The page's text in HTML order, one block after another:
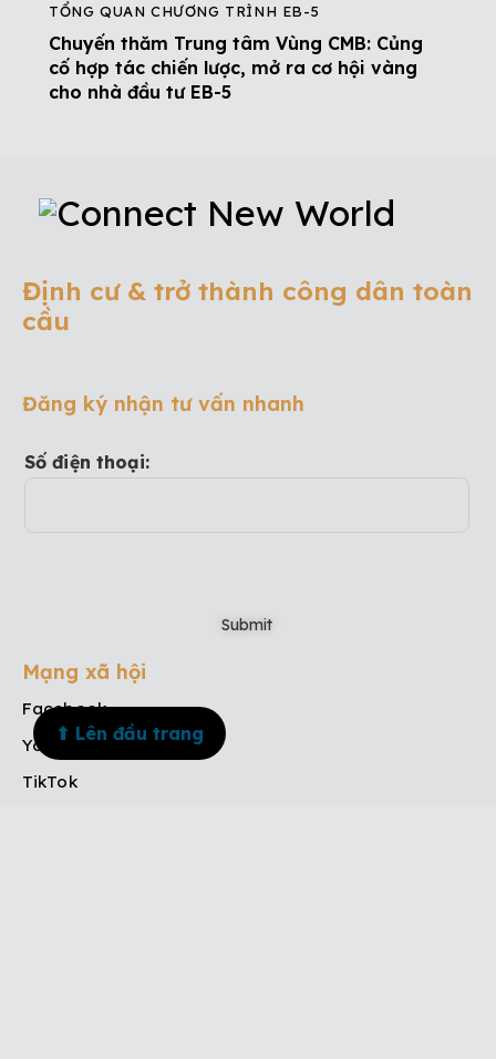
TỔNG QUAN CHƯƠNG TRÌNH EB-5
Chuyến thăm Trung tâm Vùng CMB: Củng
cố hợp tác chiến lược, mở ra cơ hội vàng
cho nhà đầu tư EB-5
Định cư & trở thành công dân toàn
cầu
Đăng ký nhận tư vấn nhanh
Số điện thoại:
Mạng xã hội
Facebook
Youtube
TikTok
⬆ Lên đầu trang